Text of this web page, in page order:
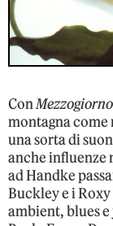
Con
montagna
una sorta di
anche influenze
ad Handke
Buckley e i
ambient, blues